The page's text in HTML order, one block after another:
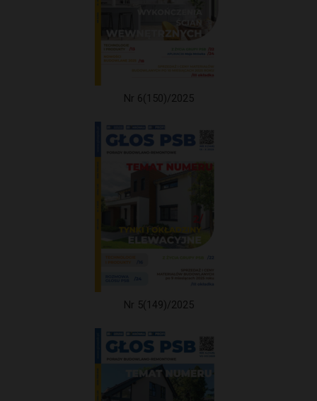
Nr 6(150)/2025
Nr 5(149)/2025